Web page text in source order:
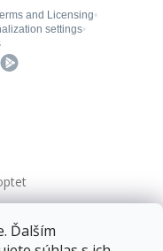
Ďalším
práva vyhradené.